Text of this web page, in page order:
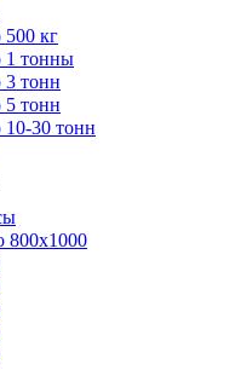
кг
1 тонны
тонн
тонн
30 тонн
800х1000